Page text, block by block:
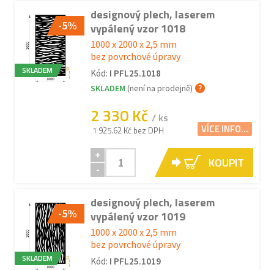
-5%
SKLADEM
designový plech, laserem
vypálený vzor 1018
1000 x 2000 x 2,5 mm
bez povrchové úpravy
Kód: I PFL25.1018
SKLADEM (není na prodejně)
2 330 Kč / ks
1 925.62 Kč bez DPH VÍCE INFO...
+
-
KOUPIT
-5%
SKLADEM
designový plech, laserem
vypálený vzor 1019
1000 x 2000 x 2,5 mm
bez povrchové úpravy
Kód: I PFL25.1019